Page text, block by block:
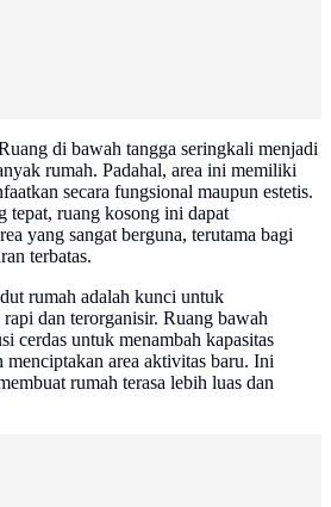
di bawah tangga seringkali menjadi
rumah. Padahal, area ini memiliki
secara fungsional maupun estetis.
tepat, ruang kosong ini dapat
yang sangat berguna, terutama bagi
terbatas.
rumah adalah kunci untuk
dan terorganisir. Ruang bawah
cerdas untuk menambah kapasitas
menciptakan area aktivitas baru. Ini
rumah terasa lebih luas dan